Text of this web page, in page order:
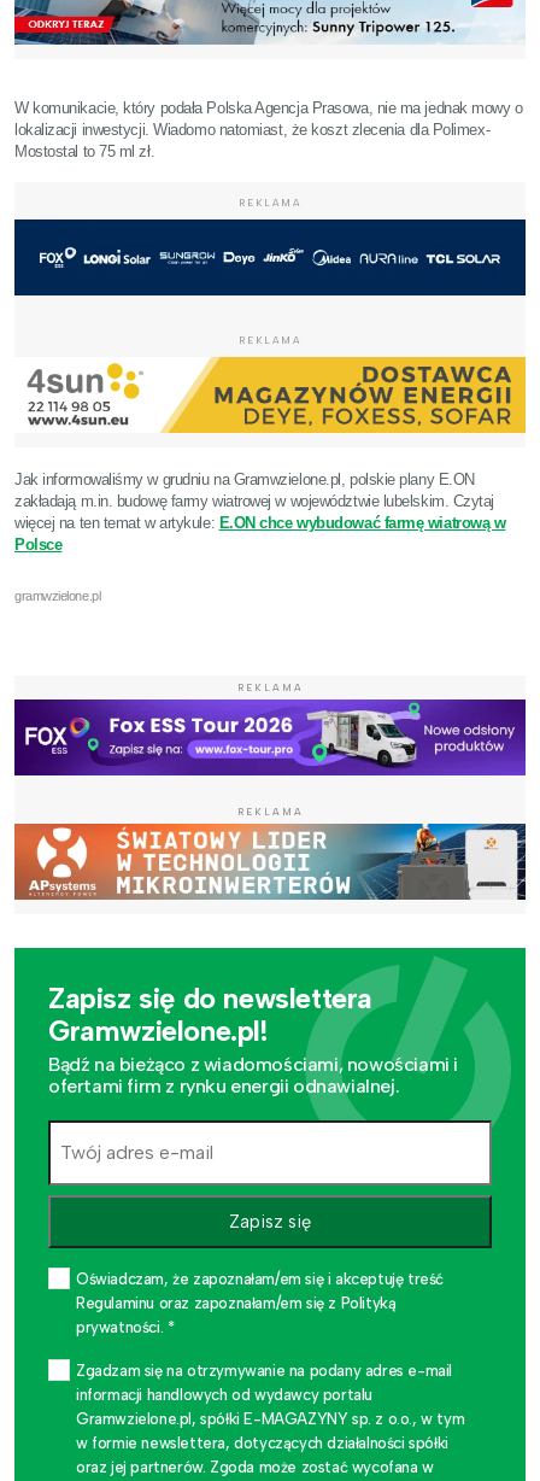
W komunikacie, który podała Polska Agencja Prasowa, nie ma jednak mowy o
lokalizacji inwestycji. Wiadomo natomiast, że koszt zlecenia dla Polimex-
Mostostal to 75 ml zł.
REKLAMA
REKLAMA
Jak informowaliśmy w grudniu na Gramwzielone.pl, polskie plany E.ON
zakładają m.in. budowę farmy wiatrowej w województwie lubelskim. Czytaj
więcej na ten temat w artykule: E.ON chce wybudować farmę wiatrową w
Polsce
gramwzielone.pl
REKLAMA
REKLAMA
Zapisz się do newslettera
Gramwzielone.pl!
Bądź na bieżąco z wiadomościami, nowościami i
ofertami firm z rynku energii odnawialnej.
Zapisz się
Oświadczam, że zapoznałam/em się i akceptuję treść
Regulaminu oraz zapoznałam/em się z Polityką
prywatności. *
Zgadzam się na otrzymywanie na podany adres e-mail
informacji handlowych od wydawcy portalu
Gramwzielone.pl, spółki E-MAGAZYNY sp. z o.o., w tym
w formie newslettera, dotyczących działalności spółki
oraz jej partnerów. Zgoda może zostać wycofana w